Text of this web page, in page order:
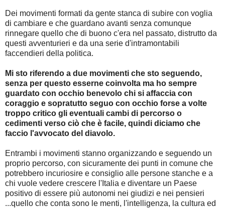
Dei movimenti formati da gente stanca di subire con voglia
di cambiare e che guardano avanti senza comunque
rinnegare quello che di buono c'era nel passato, distrutto da
questi avventurieri e da una serie d'intramontabili
faccendieri della politica.
Mi sto riferendo a due movimenti che sto seguendo,
senza per questo esserne coinvolta ma ho sempre
guardato con occhio benevolo chi si affaccia con
coraggio e sopratutto seguo con occhio forse a volte
troppo critico gli eventuali cambi di percorso o
cedimenti verso ciò che è facile, quindi diciamo che
faccio l'avvocato del diavolo.
Entrambi i movimenti stanno organizzando e seguendo un
proprio percorso, con sicuramente dei punti in comune che
potrebbero incuriosire e consiglio alle persone stanche e a
chi vuole vedere crescere l'Italia e diventare un Paese
positivo di essere più autonomi nei giudizi e nei pensieri
...quello che conta sono le menti, l'intelligenza, la cultura ed